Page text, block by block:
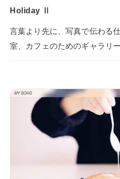
Holiday Ⅱ
言葉より先に、写真で伝わる
室、カフェのためのギャラリ